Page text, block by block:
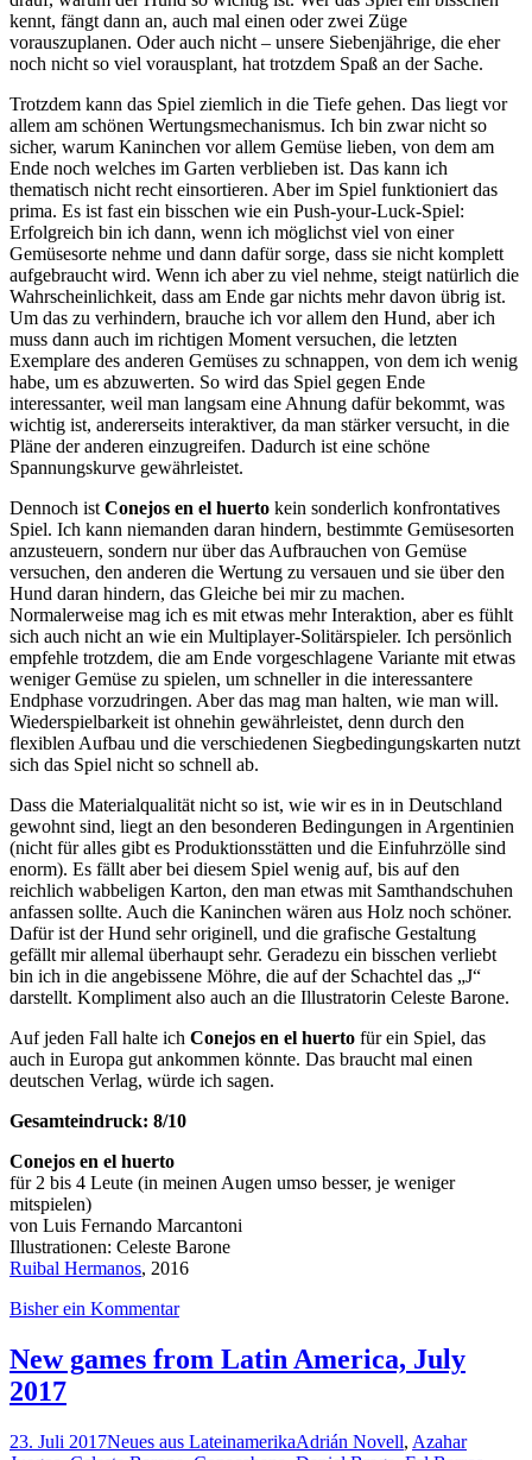
kennt, fängt dann an, auch mal einen oder zwei Züge
vorauszuplanen. Oder auch nicht – unsere Siebenjährige, die eher
noch nicht so viel vorausplant, hat trotzdem Spaß an der Sache.
Trotzdem kann das Spiel ziemlich in die Tiefe gehen. Das liegt vor
allem am schönen Wertungsmechanismus. Ich bin zwar nicht so
sicher, warum Kaninchen vor allem Gemüse lieben, von dem am
Ende noch welches im Garten verblieben ist. Das kann ich
thematisch nicht recht einsortieren. Aber im Spiel funktioniert das
prima. Es ist fast ein bisschen wie ein Push-your-Luck-Spiel:
Erfolgreich bin ich dann, wenn ich möglichst viel von einer
Gemüsesorte nehme und dann dafür sorge, dass sie nicht komplett
aufgebraucht wird. Wenn ich aber zu viel nehme, steigt natürlich die
Wahrscheinlichkeit, dass am Ende gar nichts mehr davon übrig ist.
Um das zu verhindern, brauche ich vor allem den Hund, aber ich
muss dann auch im richtigen Moment versuchen, die letzten
Exemplare des anderen Gemüses zu schnappen, von dem ich wenig
habe, um es abzuwerten. So wird das Spiel gegen Ende
interessanter, weil man langsam eine Ahnung dafür bekommt, was
wichtig ist, andererseits interaktiver, da man stärker versucht, in die
Pläne der anderen einzugreifen. Dadurch ist eine schöne
Spannungskurve gewährleistet.
Dennoch istConejos en el huerto kein sonderlich konfrontatives
Spiel. Ich kann niemanden daran hindern, bestimmte Gemüsesorten
anzusteuern, sondern nur über das Aufbrauchen von Gemüse
versuchen, den anderen die Wertung zu versauen und sie über den
Hund daran hindern, das Gleiche bei mir zu machen.
Normalerweise mag ich es mit etwas mehr Interaktion, aber es fühlt
sich auch nicht an wie ein Multiplayer-Solitärspieler. Ich persönlich
empfehle trotzdem, die am Ende vorgeschlagene Variante mit etwas
weniger Gemüse zu spielen, um schneller in die interessantere
Endphase vorzudringen. Aber das mag man halten, wie man will.
Wiederspielbarkeit ist ohnehin gewährleistet, denn durch den
flexiblen Aufbau und die verschiedenen Siegbedingungskarten nutzt
sich das Spiel nicht so schnell ab.
Dass die Materialqualität nicht so ist, wie wir es in in Deutschland
gewohnt sind, liegt an den besonderen Bedingungen in Argentinien
(nicht für alles gibt es Produktionsstätten und die Einfuhrzölle sind
enorm). Es fällt aber bei diesem Spiel wenig auf, bis auf den
reichlich wabbeligen Karton, den man etwas mit Samthandschuhen
anfassen sollte. Auch die Kaninchen wären aus Holz noch schöner.
Dafür ist der Hund sehr originell, und die grafische Gestaltung
gefällt mir allemal überhaupt sehr. Geradezu ein bisschen verliebt
bin ich in die angebissene Möhre, die auf der Schachtel das „J“
darstellt. Kompliment also auch an die Illustratorin Celeste Barone.
Auf jeden Fall halte ich Conejos en el huerto für ein Spiel, das
auch in Europa gut ankommen könnte. Das braucht mal einen
deutschen Verlag, würde ich sagen.
Gesamteindruck: 8/10
Conejos en el huerto
für 2 bis 4 Leute (in meinen Augen umso besser, je weniger
mitspielen)
von Luis Fernando Marcantoni
Illustrationen: Celeste Barone
Ruibal Hermanos, 2016
Bisher ein Kommentar
New games from Latin America, July
2017
23. Juli 2017Neues aus LateinamerikaAdrián Novell, Azahar